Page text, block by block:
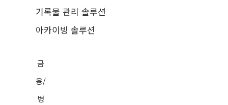
기록물 관리 솔루션
아카이빙 솔루션
금
융/
병